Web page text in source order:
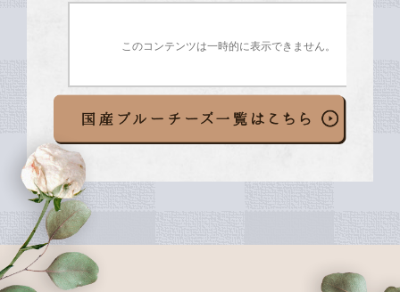
このコンテンツは一時的に表示できません。